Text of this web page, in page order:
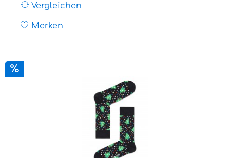
Vergleichen
Merken